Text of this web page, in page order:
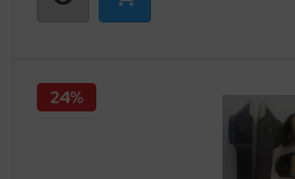
24%